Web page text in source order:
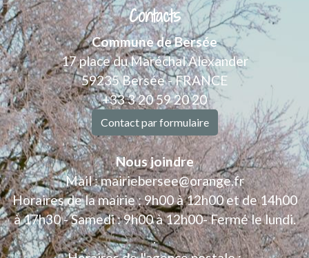
Contacts
Commune de Bersée
17 place du Maréchal Alexander
59235 Bersée - FRANCE
+33 3 20 59 20 20
Contact par formulaire
Nous joindre
Mail : mairiebersee@orange.fr
Horaires de la mairie : 9h00 à 12h00 et de 14h00
à 17h30 - Samedi : 9h00 à 12h00- Fermé le lundi.
.